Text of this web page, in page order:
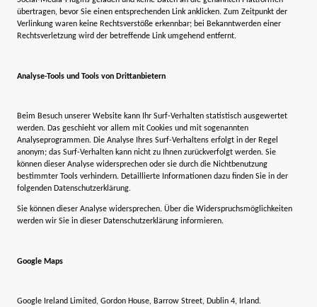
übertragen, bevor Sie einen entsprechenden Link anklicken. Zum Zeitpunkt der
Verlinkung waren keine Rechtsverstöße erkennbar; bei Bekanntwerden einer
Rechtsverletzung wird der betreffende Link umgehend entfernt.
Analyse-Tools und Tools von Drittanbietern
Beim Besuch unserer Website kann Ihr Surf-Verhalten statistisch ausgewertet
werden. Das geschieht vor allem mit Cookies und mit sogenannten
Analyseprogrammen. Die Analyse Ihres Surf-Verhaltens erfolgt in der Regel
anonym; das Surf-Verhalten kann nicht zu Ihnen zurückverfolgt werden. Sie
können dieser Analyse widersprechen oder sie durch die Nichtbenutzung
bestimmter Tools verhindern. Detaillierte Informationen dazu finden Sie in der
folgenden Datenschutzerklärung.
Sie können dieser Analyse widersprechen. Über die Widerspruchsmöglichkeiten
werden wir Sie in dieser Datenschutzerklärung informieren.
Google Maps
Google Ireland Limited, Gordon House, Barrow Street, Dublin 4, Irland.